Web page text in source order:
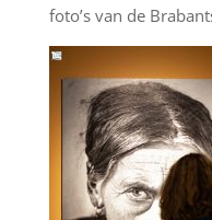
foto’s van de